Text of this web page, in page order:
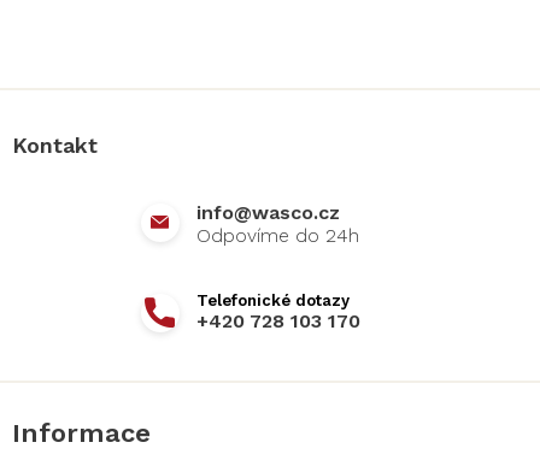
Kontakt
info@wasco.cz
+420 728 103 170
Informace